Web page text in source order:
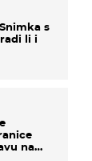
s
li i
na